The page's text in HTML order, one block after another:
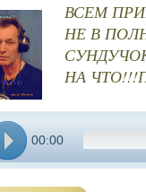
ВСЕМ
НЕ В
НА
00:00